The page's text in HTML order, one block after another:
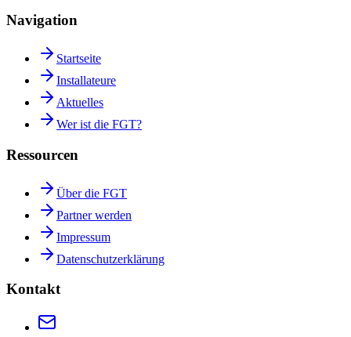
Navigation
Startseite
Installateure
Aktuelles
Wer ist die FGT?
Ressourcen
Über die FGT
Partner werden
Impressum
Datenschutzerklärung
Kontakt